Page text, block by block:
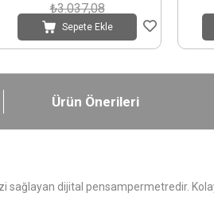
₺3.037,08
Sepete Ekle
Ürün Önerileri
sağlayan dijital pensampermetredir.